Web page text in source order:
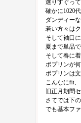
選りすぐっ
確かに1020
ダンディー
若い方々は
そして袖口
夏まで単品
そして春に
ポプリンが
ポプリンは
こんなにfit
旧正月期間
さてでは下
でも基本フ